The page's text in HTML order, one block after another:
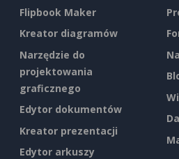
Flipbook Maker
Kreator diagramów
Narzędzie do
projektowania
graficznego
Edytor dokumentów
Kreator prezentacji
Edytor arkuszy